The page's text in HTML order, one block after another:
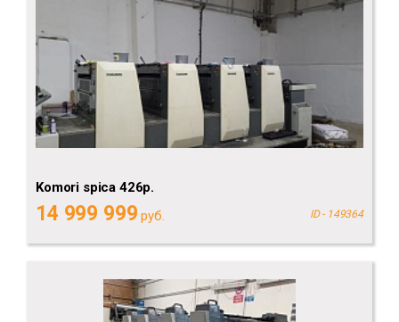
Komori spica 426p.
14 999 999 руб. ID - 149364